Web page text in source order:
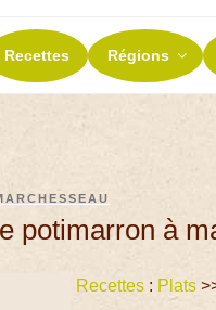
RECETTES
La richesse de nos
Recettes Régions
potimarron à
Recettes : Plats